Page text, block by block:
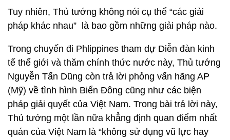
Tuy nhiên, Thủ tướng không nói cụ thể “các giải
pháp khác nhau” là bao gồm những giải pháp nào.
Trong chuyến đi Phlippines tham dự Diễn đàn kinh
tế thế giới và thăm chính thức nước này, Thủ tướng
Nguyễn Tấn Dũng còn trả lời phỏng vấn hãng AP
(Mỹ) về tình hình Biển Đông cũng như các biện
pháp giải quyết của Việt Nam. Trong bài trả lời này,
Thủ tướng một lần nữa khẳng định quan điểm nhất
quán của Việt Nam là “không sử dụng vũ lực hay